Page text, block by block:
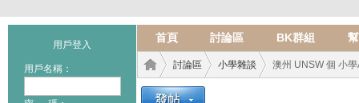
用戶登入
用戶名稱：
首頁 討論區 BK群組
討論區 小學雜談 澳州 UNSW 個 小